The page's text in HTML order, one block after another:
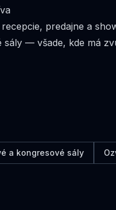
recepcie, predajne a
sály — všade, kde má
a kongresové sály